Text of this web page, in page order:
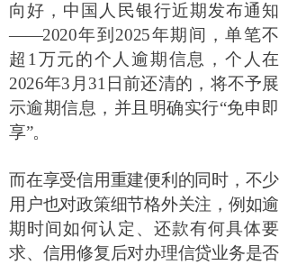
向好，中国人民银行近期发布通知
——2020年到 2025年期间，单笔不
超 1 万元的个人逾期信息，个人在
2026年3 月 31 日前还清的，将不予展
示逾期信息，并且明确实行“免申即
享”。
而在享受信用重建便利的同时，不少
用户也对政策细节格外关注，例如逾
期时间如何认定、还款有何具体要
求、信用修复后对办理信贷业务是否